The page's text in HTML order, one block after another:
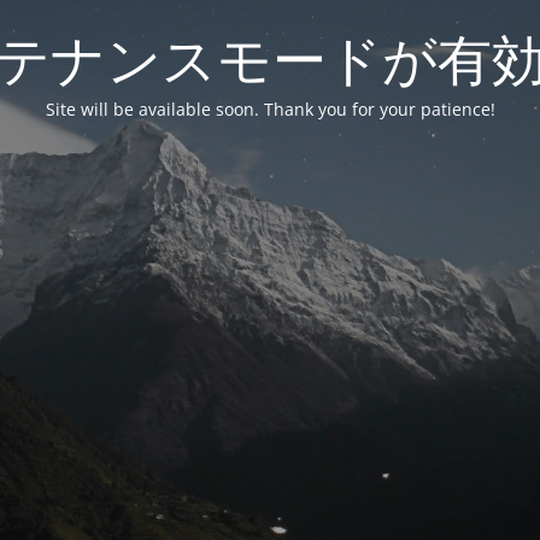
ナンスモードが有
Site will be available soon. Thank you for your patience!